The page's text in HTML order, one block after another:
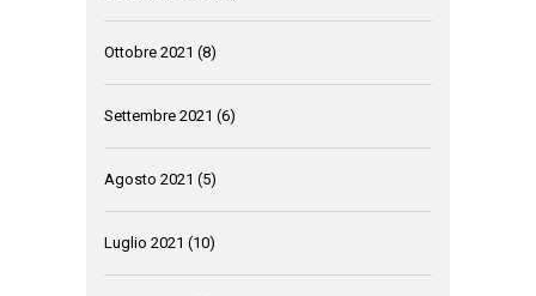
Ottobre 2021 (8)
Settembre 2021 (6)
Agosto 2021 (5)
Luglio 2021 (10)